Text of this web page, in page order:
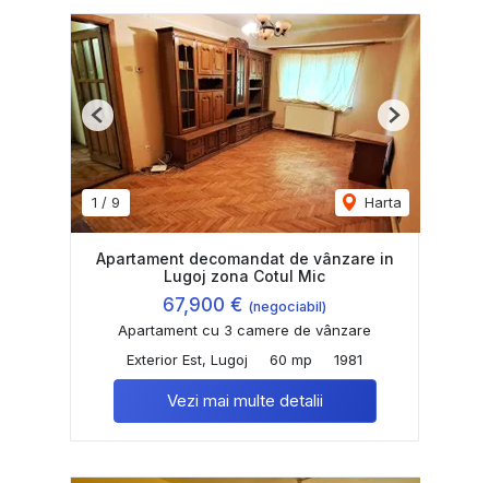
1 / 9 Harta
Previous Next
Apartament decomandat de vânzare in
Lugoj zona Cotul Mic
67,900 € (negociabil)
Apartament cu 3 camere de vânzare
Exterior Est, Lugoj
60 mp 1981
Vezi mai multe detalii